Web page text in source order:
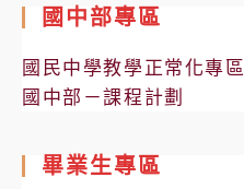
國中部專區
國民中學教學正常化專區
國中部－課程計劃
畢業生專區